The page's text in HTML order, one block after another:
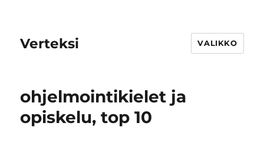
Verteksi VALIKKO
ohjelmointikielet ja
opiskelu, top 10